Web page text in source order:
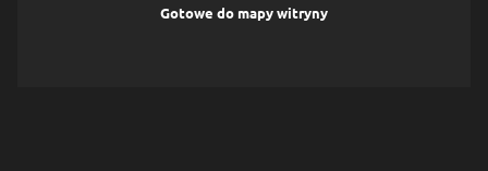
Gotowe do mapy witryny